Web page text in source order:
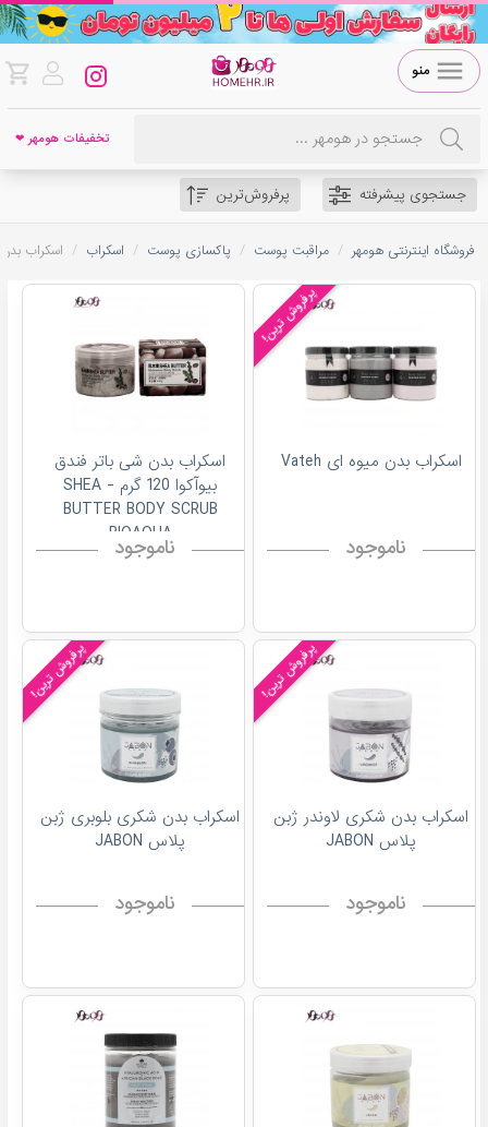
منو
تخفیفات هومهر ❤
جستجوی پیشرفته پرفروش‌ترین
فروشگاه اینترنتی هومهر / مراقبت پوست / پاکسازی پوست / اسکراب / اسکراب بدن
پرفروش ترین!
اسکراب بدن میوه ای Vateh
ناموجود
اسکراب بدن شی باتر فندق
بيوآکوا 120 گرم - SHEA
BUTTER BODY SCRUB
BIOAQUA
ناموجود
پرفروش ترین!
اسکراب بدن شکری لاوندر ژبن
پلاس JABON
ناموجود
پرفروش ترین!
اسکراب بدن شکری بلوبری ژبن
پلاس JABON
ناموجود